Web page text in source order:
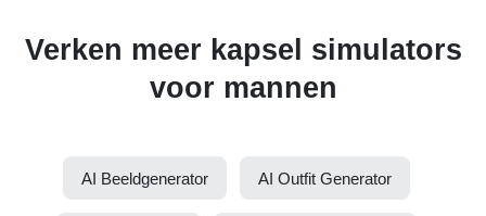
Verken meer kapsel simulators
voor mannen
AI Beeldgenerator AI Outfit Generator